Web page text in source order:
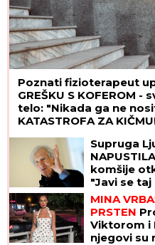
Poznati fizioterapeut
GREŠKU S KOFEROM
telo: "Nikada ga ne
KATASTROFA ZA
Supruga
komšije
"Javi se
prolazu..."
MINA
PRSTEN
Viktorom i
njegovi su